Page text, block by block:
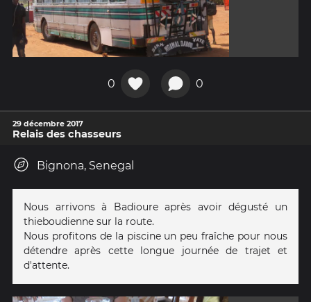
0 0
29 décembre 2017
Relais des chasseurs
Bignona, Senegal
Nous arrivons à Badioure après avoir dégusté un
thieboudienne sur la route.
Nous profitons de la piscine un peu fraîche pour nous
détendre après cette longue journée de trajet et
d'attente.